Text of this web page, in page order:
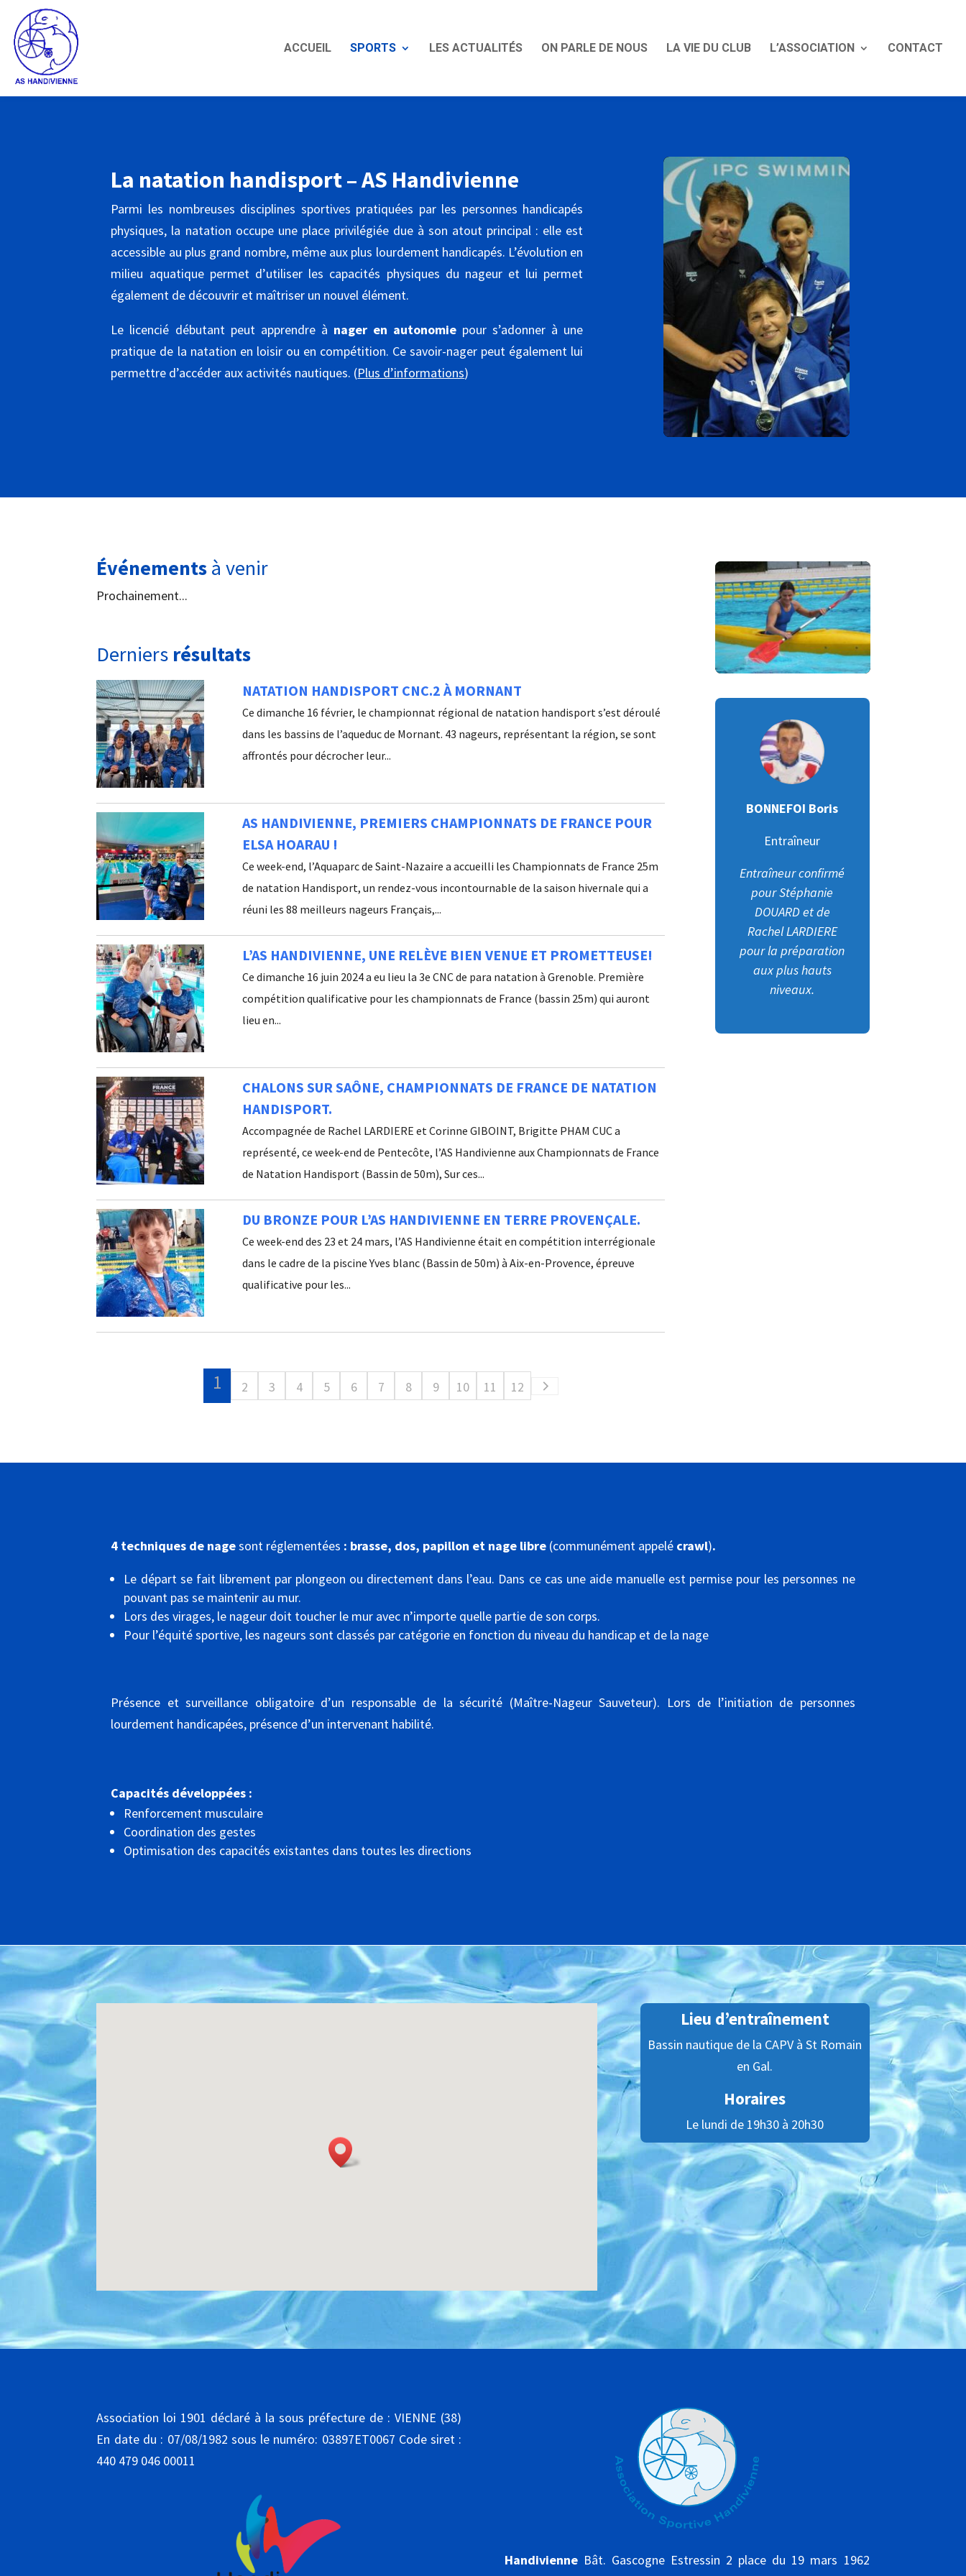
ACCUEIL SPORTS LES ACTUALITÉS ON PARLE DE NOUS LA VIE DU CLUB L’ASSOCIATION CONTACT
La natation handisport – AS Handivienne
Parmi les nombreuses disciplines sportives pratiquées par les personnes handicapés
physiques, la natation occupe une place privilégiée due à son atout principal : elle est
accessible au plus grand nombre, même aux plus lourdement handicapés. L’évolution en
milieu aquatique permet d’utiliser les capacités physiques du nageur et lui permet
également de découvrir et maîtriser un nouvel élément.
Le licencié débutant peut apprendre à nager en autonomie pour s’adonner à une
pratique de la natation en loisir ou en compétition. Ce savoir-nager peut également lui
permettre d’accéder aux activités nautiques. (Plus d’informations)
Événementsà venir
Prochainement...
Derniers résultats
NATATION HANDISPORT CNC.2 À MORNANT
Ce dimanche 16 février, le championnat régional de natation handisport s’est déroulé
dans les bassins de l’aqueduc de Mornant. 43 nageurs, représentant la région, se sont
affrontés pour décrocher leur...
AS HANDIVIENNE, PREMIERS CHAMPIONNATS DE FRANCE POUR
ELSA HOARAU !
Ce week-end, l’Aquaparc de Saint-Nazaire a accueilli les Championnats de France 25m
de natation Handisport, un rendez-vous incontournable de la saison hivernale qui a
réuni les 88 meilleurs nageurs Français,...
L’AS HANDIVIENNE, UNE RELÈVE BIEN VENUE ET PROMETTEUSE!
Ce dimanche 16 juin 2024 a eu lieu la 3e CNC de para natation à Grenoble. Première
compétition qualificative pour les championnats de France (bassin 25m) qui auront
lieu en...
CHALONS SUR SAÔNE, CHAMPIONNATS DE FRANCE DE NATATION
HANDISPORT.
Accompagnée de Rachel LARDIERE et Corinne GIBOINT, Brigitte PHAM CUC a
représenté, ce week-end de Pentecôte, l’AS Handivienne aux Championnats de France
de Natation Handisport (Bassin de 50m), Sur ces...
DU BRONZE POUR L’AS HANDIVIENNE EN TERRE PROVENÇALE.
Ce week-end des 23 et 24 mars, l’AS Handivienne était en compétition interrégionale
dans le cadre de la piscine Yves blanc (Bassin de 50m) à Aix-en-Provence, épreuve
qualificative pour les...
1 2 3 4 5 6 7 8 9 10 11 12
BONNEFOI Boris
Entraîneur
Entraîneur confirmé
pour Stéphanie
DOUARD et de
Rachel LARDIERE
pour la préparation
aux plus hauts
niveaux.
4 techniques de nagesont réglementées : brasse, dos, papillon et nage libre (communément appelé crawl).
Le départ se fait librement par plongeon ou directement dans l’eau. Dans ce cas une aide manuelle est permise pour les personnes ne
pouvant pas se maintenir au mur.
Lors des virages, le nageur doit toucher le mur avec n’importe quelle partie de son corps.
Pour l’équité sportive, les nageurs sont classés par catégorie en fonction du niveau du handicap et de la nage
Présence et surveillance obligatoire d’un responsable de la sécurité (Maître-Nageur Sauveteur). Lors de l’initiation de personnes
lourdement handicapées, présence d’un intervenant habilité.
Capacités développées :
Renforcement musculaire
Coordination des gestes
Optimisation des capacités existantes dans toutes les directions
Lieu d’entraînement
Bassin nautique de la CAPV à St Romain
en Gal.
Horaires
Le lundi de 19h30 à 20h30
Association loi 1901 déclaré à la sous préfecture de : VIENNE (38)
En date du : 07/08/1982 sous le numéro: 03897ET0067 Code siret :
440 479 046 00011
HandivienneBât. Gascogne Estressin 2 place du 19 mars 1962